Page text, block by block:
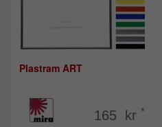
Plastram ART
165 kr *